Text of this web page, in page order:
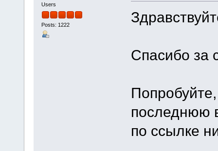
Users
Posts: 1222
Спасибо за
последнюю
по ссылке